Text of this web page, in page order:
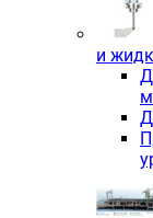
и